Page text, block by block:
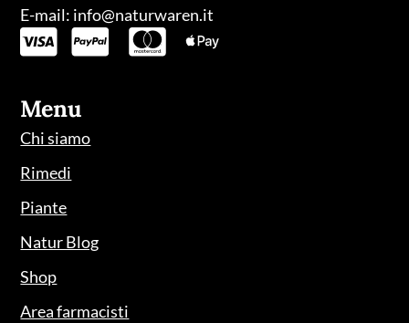
E-mail: info@naturwaren.it
Menu
Chi siamo
Rimedi
Piante
Natur Blog
Shop
Area farmacisti